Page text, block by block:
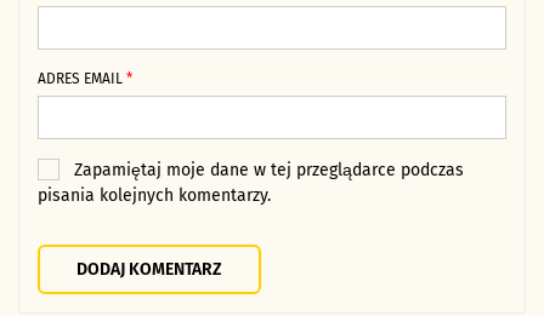
ADRES EMAIL *
Zapamiętaj moje dane w tej przeglądarce podczas
pisania kolejnych komentarzy.